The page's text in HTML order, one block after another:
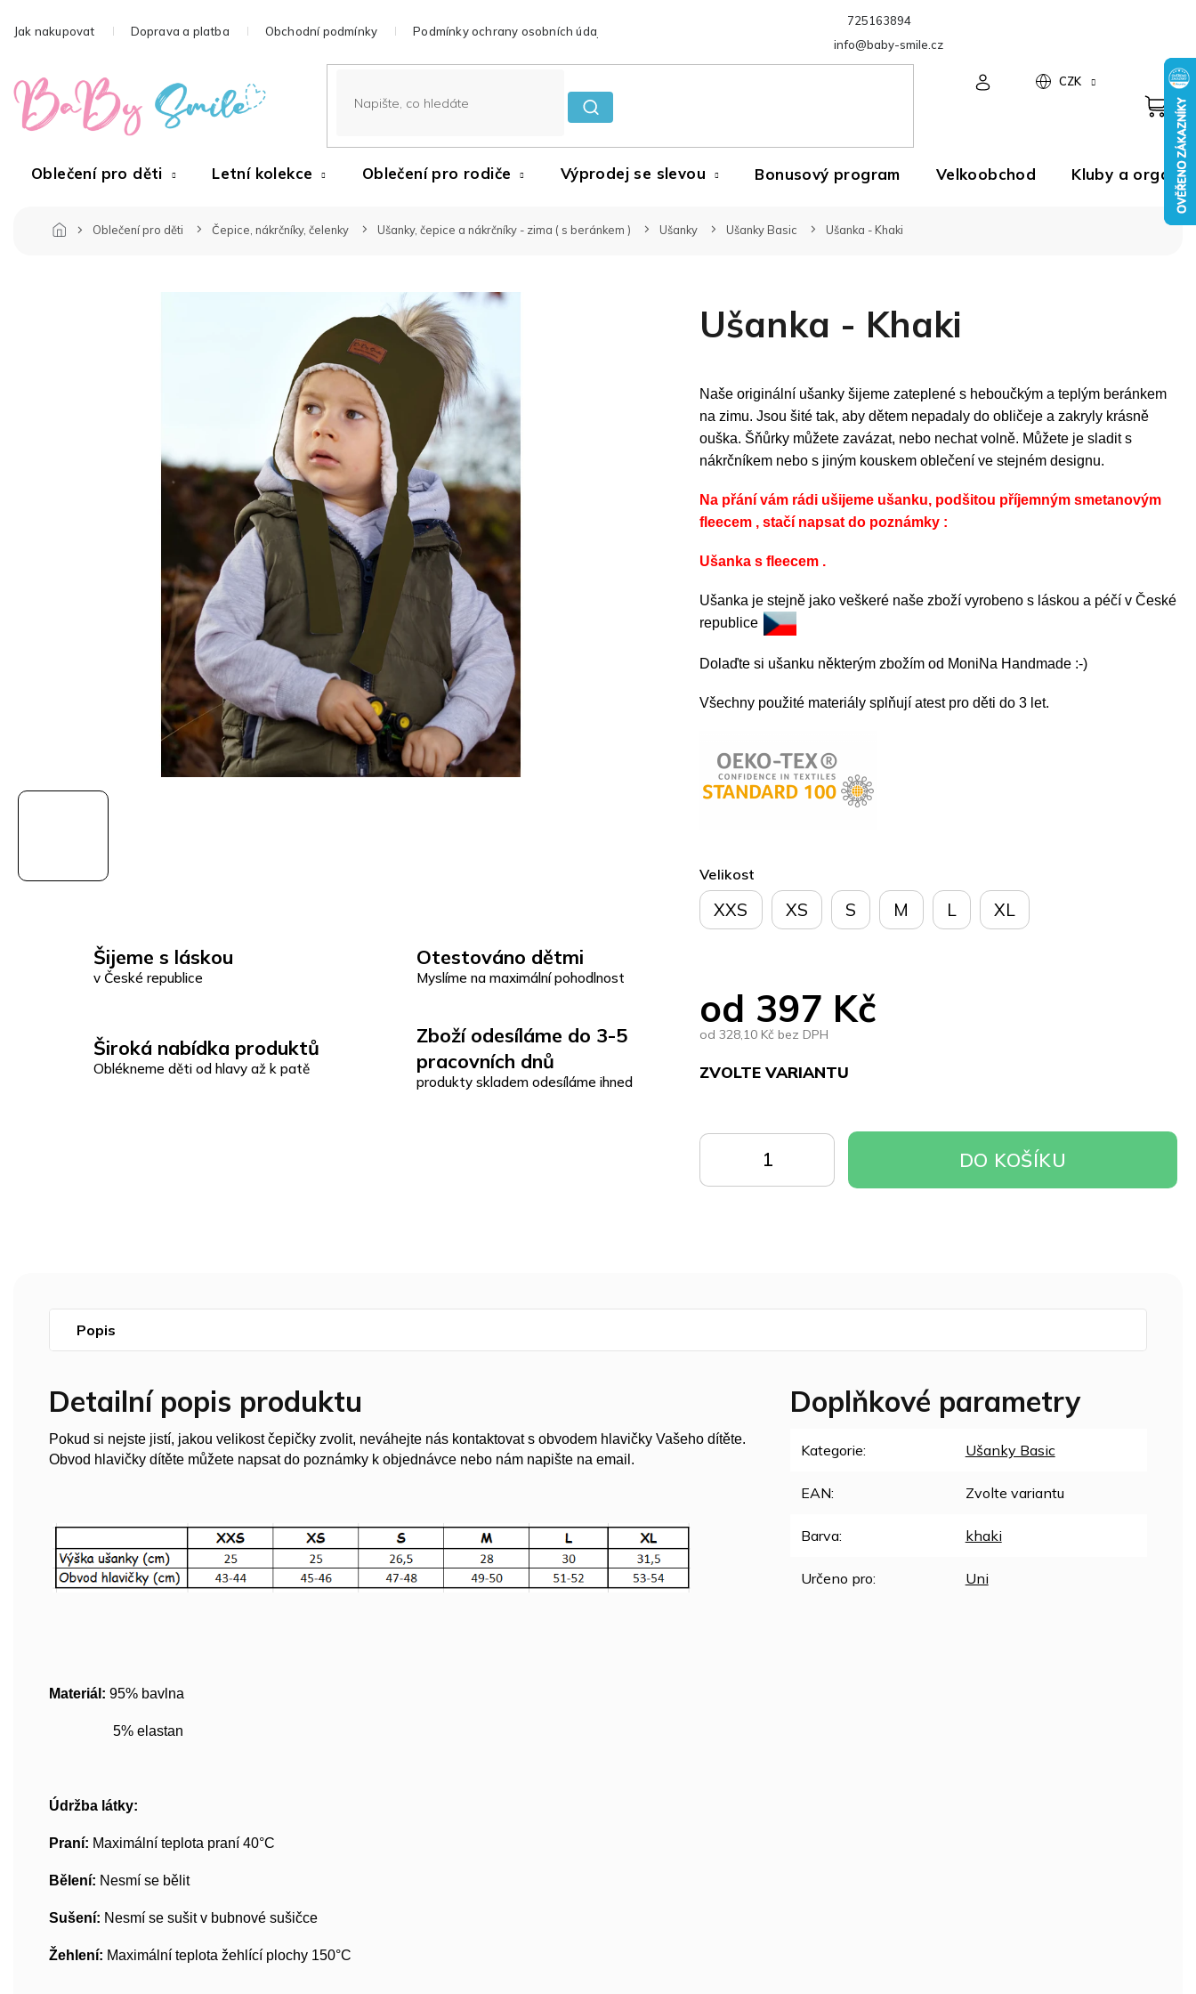
na
725163894
info@baby-smile.cz
Jak nakupovat Doprava a platba Obchodní podmínky Podmínky ochrany osobních údajů
CZK
Oblečení pro děti Letní kolekce Oblečení pro rodiče Výprodej se slevou Bonusový program Velkoobchod Kluby a
Oblečení pro děti Čepice, nákrčníky, čelenky Ušanky, čepice a nákrčníky - zima ( s beránkem ) Ušanky Ušanky Basic Ušanka - Khaki
Šijeme s láskou
v České republice
Otestováno dětmi
Myslíme na maximální pohodlnost
Široká nabídka produktů
Oblékneme děti od hlavy až k patě
Zboží odesíláme do 3-5
pracovních dnů
produkty skladem odesíláme ihned
Ušanka - Khaki
od 397 Kč
od328,10 Kč bez DPH
ZVOLTE VARIANTU
Velikost
XXS XS S M L XL
DO KOŠÍKU
Naše originální ušanky šijeme zateplené s heboučkým a teplým beránkem
na zimu. Jsou šité tak, aby dětem nepadaly do obličeje a zakryly krásně
ouška. Šňůrky můžete zavázat, nebo nechat volně. Můžete je sladit s
nákrčníkem nebo s jiným kouskem oblečení ve stejném designu.
Na přání vám rádi ušijeme ušanku, podšitou příjemným smetanovým
fleecem , stačí napsat do poznámky :
Ušanka s fleecem .
Ušanka je stejně jako veškeré naše zboží vyrobeno s láskou a péčí v České
republice
Dolaďte si ušanku některým zbožím od MoniNa Handmade :-)
Všechny použité materiály splňují atest pro děti do 3 let.
Popis
Detailní popis produktu
Pokud si nejste jistí, jakou velikost čepičky zvolit, neváhejte nás kontaktovat s obvodem hlavičky Vašeho dítěte.
Obvod hlavičky dítěte můžete napsat do poznámky k objednávce nebo nám napište na email.
Materiál: 95% bavlna
5% elastan
Údržba látky:
Praní: Maximální teplota praní 40°C
Bělení: Nesmí se bělit
Sušení: Nesmí se sušit v bubnové sušičce
Žehlení: Maximální teplota žehlící plochy 150°C
Doplňkové parametry
Kategorie: Ušanky Basic
EAN: Zvolte variantu
Barva: khaki
Určeno pro: Uni